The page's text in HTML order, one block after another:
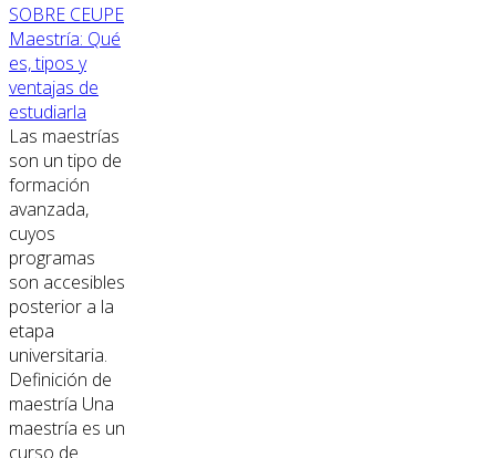
SOBRE CEUPE
Maestría: Qué
es, tipos y
ventajas de
estudiarla
Las maestrías
son un tipo de
formación
avanzada,
cuyos
programas
son accesibles
posterior a la
etapa
universitaria.
Definición de
maestría Una
maestría es un
curso de